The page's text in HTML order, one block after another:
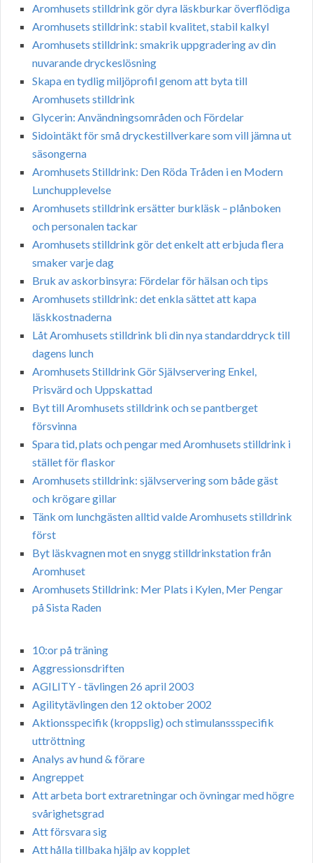
Aromhusets stilldrink gör dyra läskburkar överflödiga
Aromhusets stilldrink: stabil kvalitet, stabil kalkyl
Aromhusets stilldrink: smakrik uppgradering av din
nuvarande dryckeslösning
Skapa en tydlig miljöprofil genom att byta till
Aromhusets stilldrink
Glycerin: Användningsområden och Fördelar
Sidointäkt för små dryckestillverkare som vill jämna ut
säsongerna
Aromhusets Stilldrink: Den Röda Tråden i en Modern
Lunchupplevelse
Aromhusets stilldrink ersätter burkläsk – plånboken
och personalen tackar
Aromhusets stilldrink gör det enkelt att erbjuda flera
smaker varje dag
Bruk av askorbinsyra: Fördelar för hälsan och tips
Aromhusets stilldrink: det enkla sättet att kapa
läskkostnaderna
Låt Aromhusets stilldrink bli din nya standarddryck till
dagens lunch
Aromhusets Stilldrink Gör Självservering Enkel,
Prisvärd och Uppskattad
Byt till Aromhusets stilldrink och se pantberget
försvinna
Spara tid, plats och pengar med Aromhusets stilldrink i
stället för flaskor
Aromhusets stilldrink: självservering som både gäst
och krögare gillar
Tänk om lunchgästen alltid valde Aromhusets stilldrink
först
Byt läskvagnen mot en snygg stilldrinkstation från
Aromhuset
Aromhusets Stilldrink: Mer Plats i Kylen, Mer Pengar
på Sista Raden
10:or på träning
Aggressionsdriften
AGILITY - tävlingen 26 april 2003
Agilitytävlingen den 12 oktober 2002
Aktionsspecifik (kroppslig) och stimulanssspecifik
uttröttning
Analys av hund & förare
Angreppet
Att arbeta bort extraretningar och övningar med högre
svårighetsgrad
Att försvara sig
Att hålla tillbaka hjälp av kopplet